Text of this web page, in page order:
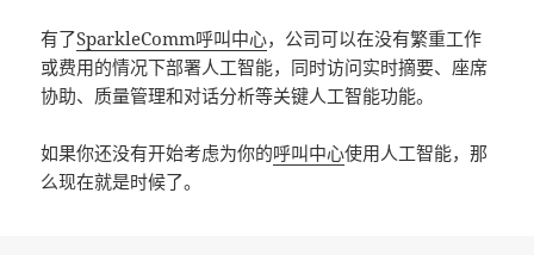
有了SparkleComm呼叫中心，公司可以在没有繁重工作
或费用的情况下部署人工智能，同时访问实时摘要、座席
协助、质量管理和对话分析等关键人工智能功能。
如果你还没有开始考虑为你的呼叫中心使用人工智能，那
么现在就是时候了。